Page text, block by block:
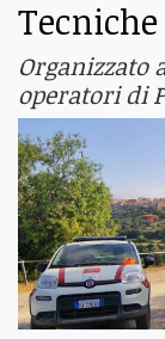
Organizzato
operatori di